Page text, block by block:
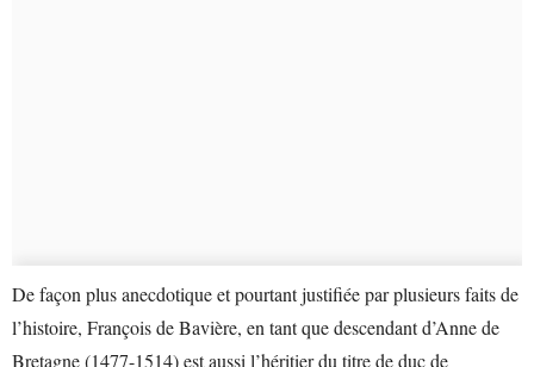
De façon plus anecdotique et pourtant justifiée par plusieurs faits de
l’histoire, François de Bavière, en tant que descendant d’Anne de
Bretagne (1477-1514) est aussi l’héritier du titre de duc de